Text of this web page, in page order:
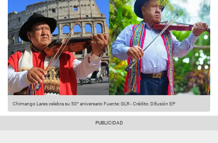
Chimango Lares celebra su 50° aniversarioFuente: GLR-Crédito: Difusión EP